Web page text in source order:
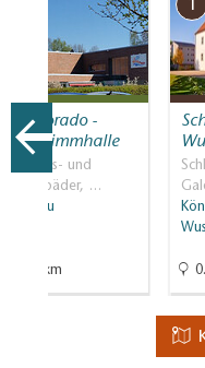
Wildorado -
Schwimmhalle
Erlebnis- und
Spaßbäder, …
Wildau
2.8km
1